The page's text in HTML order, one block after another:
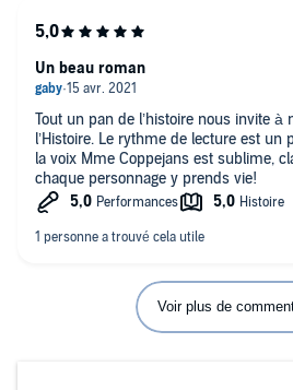
Tout un pan de l’histoire nous invite à
l’Histoire. Le rythme de lecture est
la voix Mme Coppejans est sublime,
chaque personnage y prends vie!
Un beau roman
Voir plus de